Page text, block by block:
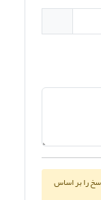
لطفا به جای وارد کردن کد امنیتی به صورت کامل؛ پاسخ را بر اساس